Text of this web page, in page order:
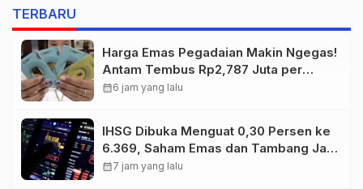
TERBARU
Harga Emas Pegadaian Makin Ngegas!
Antam Tembus Rp2,787 Juta per
Gram
calendar_month6 jam yang lalu
IHSG Dibuka Menguat 0,30 Persen ke
6.369, Saham Emas dan Tambang Jadi
Penggerak
calendar_month7 jam yang lalu